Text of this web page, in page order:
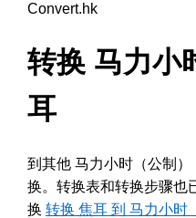
Convert.hk
转换 马力小
耳
到其他 马力小时（公制
换。转换表和转换步骤也
换 转换 焦耳 到 马力小时